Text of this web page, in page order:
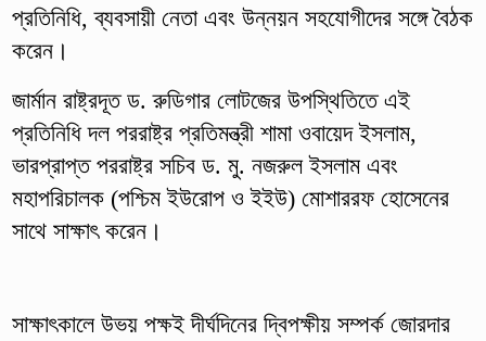
প্রতিনিধি, ব্যবসায়ী নেতা এবং উন্নয়ন সহযোগীদের সঙ্গে বৈঠক
করেন।
জার্মান রাষ্ট্রদূত ড. রুডিগার লোটজের উপস্থিতিতে এই
প্রতিনিধি দল পররাষ্ট্র প্রতিমন্ত্রী শামা ওবায়েদ ইসলাম,
ভারপ্রাপ্ত পররাষ্ট্র সচিব ড. মু. নজরুল ইসলাম এবং
মহাপরিচালক (পশ্চিম ইউরোপ ও ইইউ) মোশাররফ হোসেনের
সাথে সাক্ষাৎ করেন।
সাক্ষাৎকালে উভয় পক্ষই দীর্ঘদিনের দ্বিপক্ষীয় সম্পর্ক জোরদার